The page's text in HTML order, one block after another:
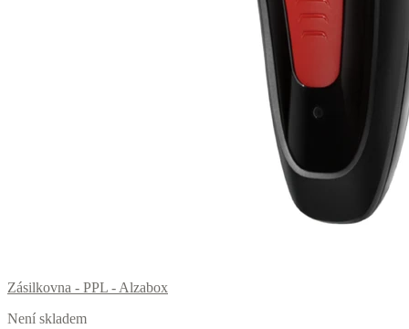
Zásilkovna - PPL - Alzabox
Není skladem